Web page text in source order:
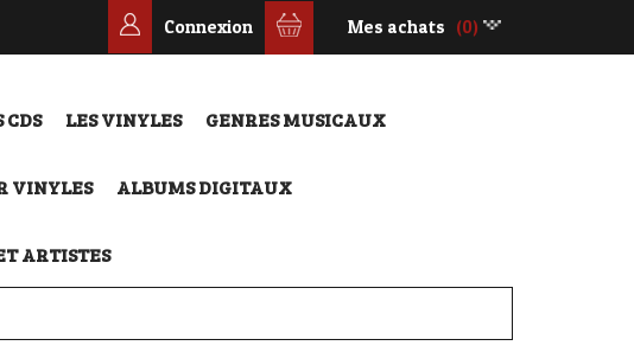
Mes achats (0)
Connexion
CDS LES VINYLES GENRES MUSICAUX
VINYLES ALBUMS DIGITAUX
ARTISTES